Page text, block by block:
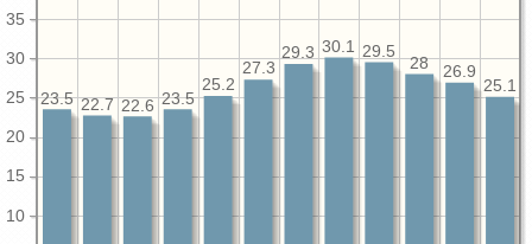
10
15
20
25
30
35
25.1
26.9
28
29.5
30.1
29.3
27.3
25.2
23.5
22.6
22.7
23.5